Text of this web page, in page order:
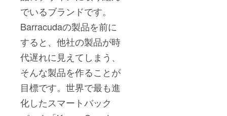
でいるブランドです。
Barracudaの製品を前に
すると、他社の製品が時
代遅れに見えてしまう、
そんな製品を作ることが
目標です。世界で最も進
化したスマートバック